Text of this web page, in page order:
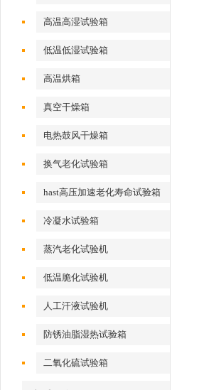
高温高湿试验箱
低温低湿试验箱
高温烘箱
真空干燥箱
电热鼓风干燥箱
换气老化试验箱
hast高压加速老化寿命试验箱
冷凝水试验箱
蒸汽老化试验机
低温脆化试验机
人工汗液试验机
防锈油脂湿热试验箱
二氧化硫试验箱